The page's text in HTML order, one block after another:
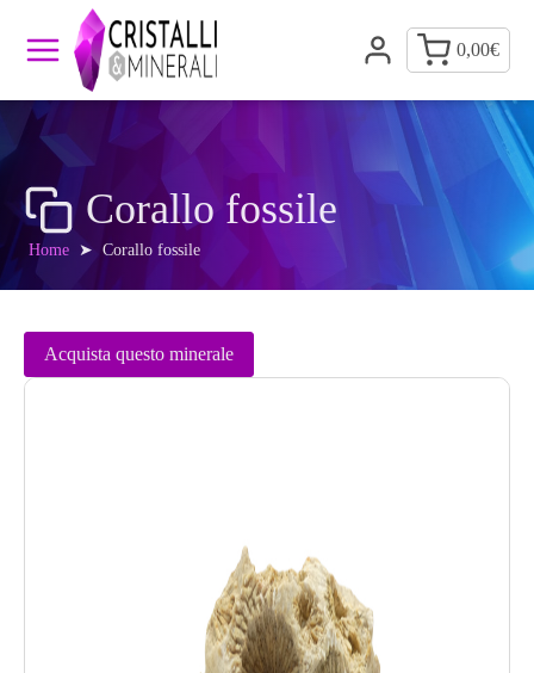
0,00€
Corallo fossile
Home ➤ Corallo fossile
Acquista questo minerale